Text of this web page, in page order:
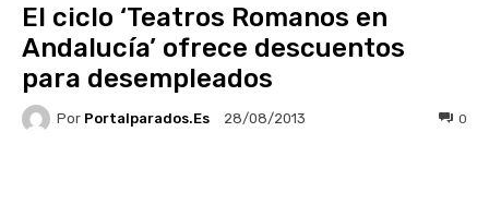
El ciclo ‘Teatros Romanos en
Andalucía’ ofrece descuentos
para desempleados
Por Portalparados.es 28/08/2013 0